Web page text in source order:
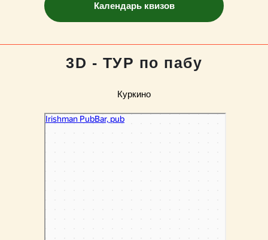
Календарь квизов
3D - ТУР по пабу
Куркино
Irishman
Ресторан в Москве